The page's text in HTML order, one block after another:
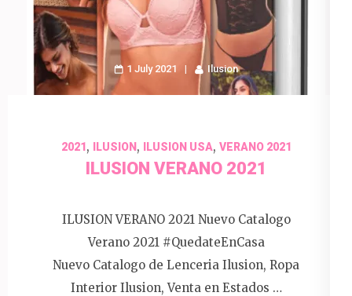
1 July 2021 Ilusion
2021, ILUSION, ILUSION USA, VERANO 2021
ILUSION VERANO 2021
ILUSION VERANO 2021 Nuevo Catalogo
Verano 2021 #QuedateEnCasa
Nuevo Catalogo de Lenceria Ilusion, Ropa
Interior Ilusion, Venta en Estados …